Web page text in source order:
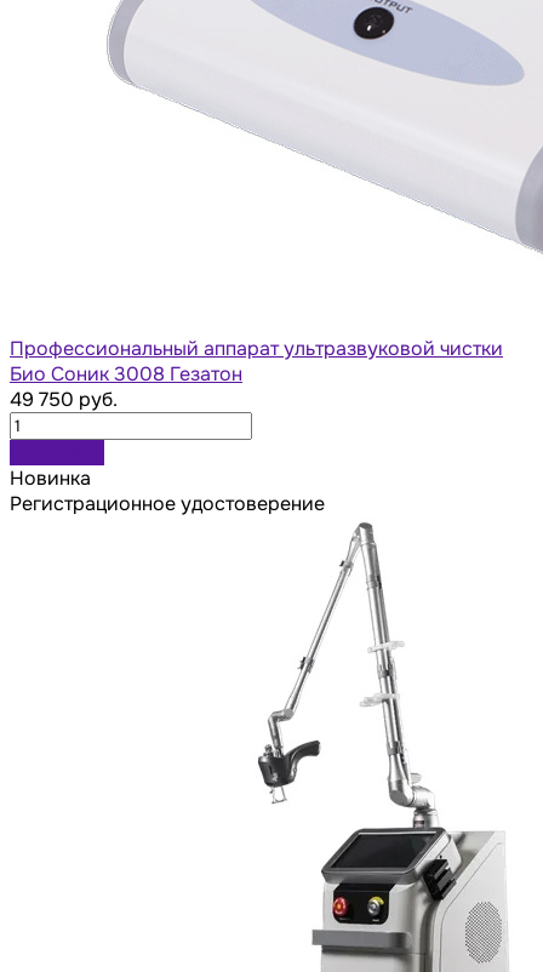
Профессиональный аппарат ультразвуковой чистки
Био Соник 3008 Гезатон
49 750 руб.
Новинка
Регистрационное удостоверение